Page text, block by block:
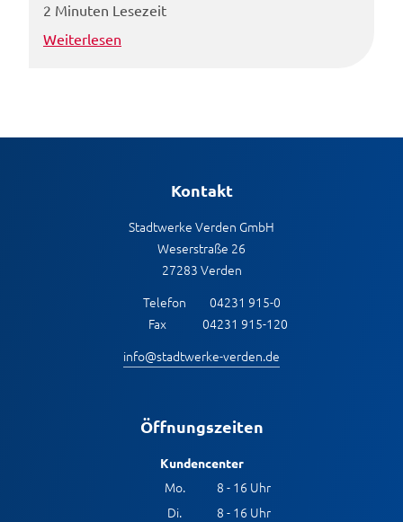
2 Minuten Lesezeit
Weiterlesen
Kontakt
Stadtwerke Verden GmbH
Weserstraße 26
27283 Verden
Telefon
04231 915-0
Fax
04231 915-120
info@stadtwerke-verden.de
Öffnungszeiten
Kundencenter
Mo.
8 - 16 Uhr
Di.
8 - 16 Uhr